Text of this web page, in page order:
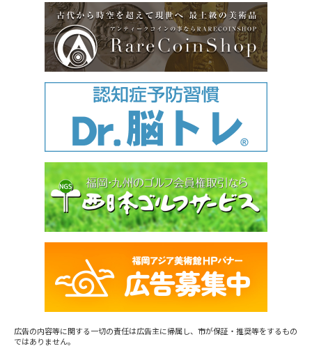
広告の内容等に関する一切の責任は広告主に帰属し、市が保証・推奨等をするもの
ではありません。